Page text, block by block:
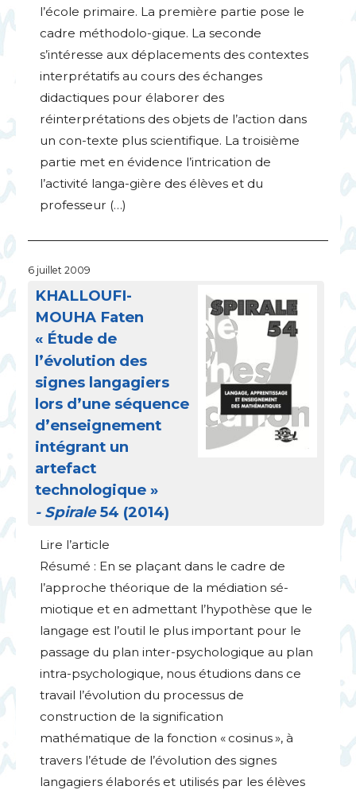
l’école primaire. La première partie pose le
cadre méthodolo-gique. La seconde
s’intéresse aux déplacements des contextes
interprétatifs au cours des échanges
didactiques pour élaborer des
réinterprétations des objets de l’action dans
un con-texte plus scientifique. La troisième
partie met en évidence l’intrication de
l’activité langa-gière des élèves et du
professeur (…)
6 juillet 2009
KHALLOUFI-
MOUHA Faten
« Étude de
l’évolution des
signes langagiers
lors d’une séquence
d’enseignement
intégrant un
artefact
technologique »
- Spirale54 (2014)
Lire l’article
Résumé : En se plaçant dans le cadre de
l’approche théorique de la médiation sé-
miotique et en admettant l’hypothèse que le
langage est l’outil le plus important pour le
passage du plan inter-psychologique au plan
intra-psychologique, nous étudions dans ce
travail l’évolution du processus de
construction de la signification
mathématique de la fonction « cosinus», à
travers l’étude de l’évolution des signes
langagiers élaborés et utilisés par les élèves